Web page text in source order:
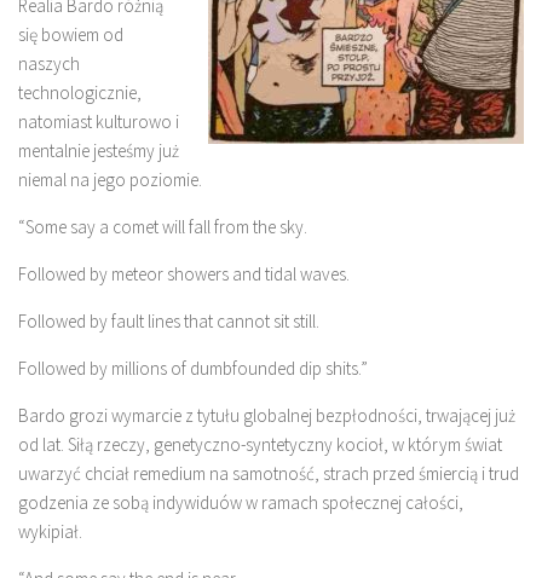
Realia Bardo różnią
się bowiem od
naszych
technologicznie,
natomiast kulturowo i
mentalnie jesteśmy już
niemal na jego poziomie.
“Some say a comet will fall from the sky.
Followed by meteor showers and tidal waves.
Followed by fault lines that cannot sit still.
Followed by millions of dumbfounded dip shits.”
Bardo grozi wymarcie z tytułu globalnej bezpłodności, trwającej już
od lat. Siłą rzeczy, genetyczno-syntetyczny kocioł, w którym świat
uwarzyć chciał remedium na samotność, strach przed śmiercią i trud
godzenia ze sobą indywiduów w ramach społecznej całości,
wykipiał.